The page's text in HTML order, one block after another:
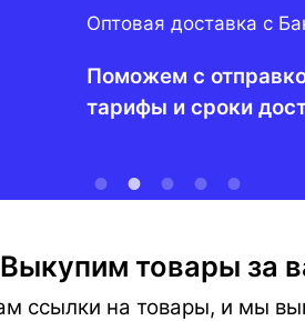
Оптовая доставка с
Поможем с
тарифы и сроки
Выкупим товары за
ссылки на товары, и мы